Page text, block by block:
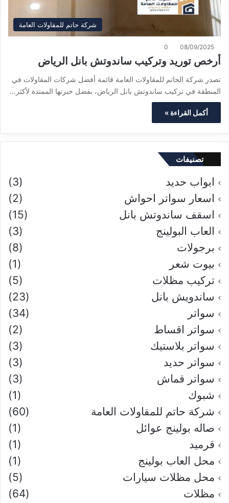
شركة حاتم للمقاولات العامة
08/09/2025
0
أرخص توريد وتركيب ساندوتش بانل الرياض
تصدر شركة الحاتم للمقاولات العامة قائمة أفضل شركات المقاولات في
المنطقة في تركيب ساندوتش بانل الرياض، بفضل خبرتها الممتدة لأكثر…
أكمل القراءة »
تصنيفات
ابواب حديد
(3)
اسعار سواتر احواش
(2)
اسقف ساندوتش بانل
(15)
العاب البولينج
(3)
برجولات
(8)
بيوت شعر
(1)
تركيب مظلات
(5)
ساندويش بانل
(23)
سواتر
(34)
سواتر اقساط
(2)
سواتر بلاستيك
(3)
سواتر حديد
(3)
سواتر قماش
(3)
شبوك
(1)
شركة حاتم للمقاولات العامة
(60)
صاله بولينج عوائل
(1)
قرميد
(1)
محل العاب بولينج
(1)
محل مظلات سيارات
(5)
مظلات
(64)